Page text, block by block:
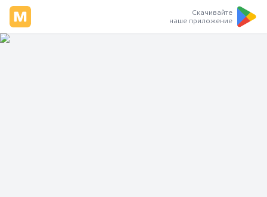
Скачивайте
наше приложение